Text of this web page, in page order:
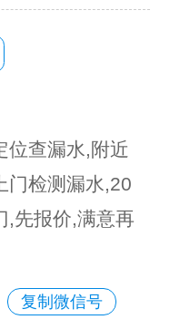
位查漏水,附近
门检测漏水,20
,先报价,满意再
复制微信号